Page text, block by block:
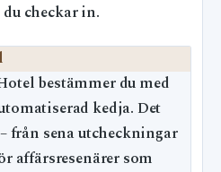
checkar in.
bestämmer du med
kedja. Det
från sena utcheckningar
affärsresenärer som